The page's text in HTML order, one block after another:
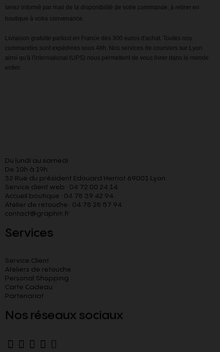
serez informé par mail de la disponibilité de votre commande, à retirer en
boutique à votre convenance.
Livraison gratuite partout en France dès 300 euros d'achat. Toutes nos
commandes sont expédiées sous 48h. Nos services de coursiers sur Lyon
ainsi qu'à l'international (UPS) nous permettent de vous livrer dans le monde
entier.
Du lundi au samedi
De 10h à 19h
32 Rue du président Edouard Herriot 69001 Lyon
Service client web : 04 72 00 24 14
Accueil boutique : 04 78 39 42 94
Atelier de retouche : 04 78 28 57 94
contact@graphiti.fr
Services
Service Client
Ateliers de retouche
Personal Shopping
Carte Cadeau
Partenariat
Nos réseaux sociaux